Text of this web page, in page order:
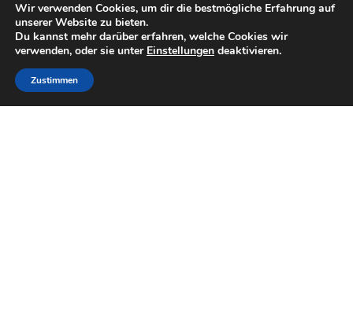
navigation
Neueste Beiträge
Wir verwenden Cookies, um dir die bestmögliche Erfahrung auf
unserer Website zu bieten.
Du kannst mehr darüber erfahren, welche Cookies wir
verwenden, oder sie unter Einstellungen deaktivieren.
Zustimmen